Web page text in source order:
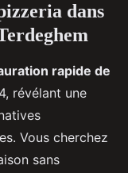
pizzas à
dans
rapide de
révélant une
Vous cherchez
sans